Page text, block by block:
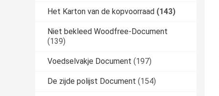
Het Karton van de kopvoorraad (143)
Niet bekleed Woodfree-Document
(139)
Voedselvakje Document (197)
De zijde polijst Document (154)